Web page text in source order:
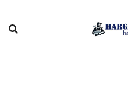
content